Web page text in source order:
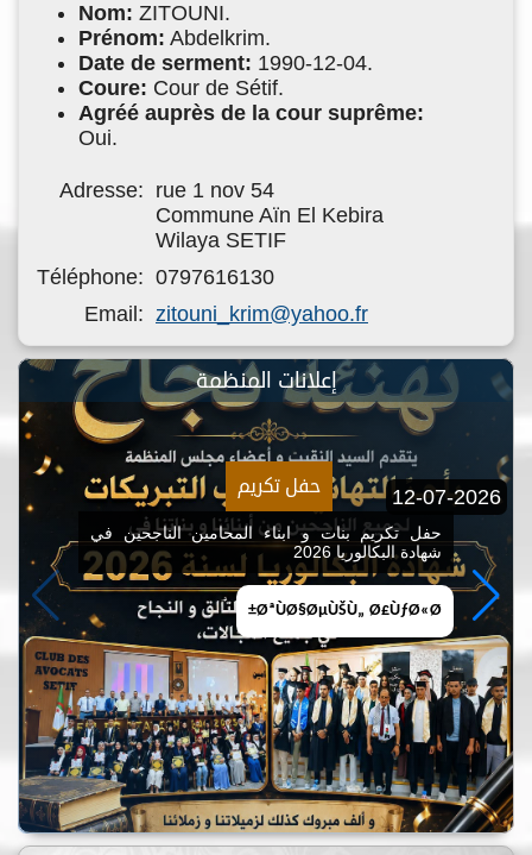
Nom: ZITOUNI.
Prénom: Abdelkrim.
Date de serment: 1990-12-04.
Coure: Cour de Sétif.
Agréé auprès de la cour suprême:
Oui.
Adresse: rue 1 nov 54
Commune Aïn El Kebira
Wilaya SETIF
Téléphone: 0797616130
Email: zitouni_krim@yahoo.fr
إعلانات المنظمة
12-07-2026 حفل تكريم
حفل تكريم بنات و ابناء المحامين الناجحين في
شهادة البكالوريا 2026